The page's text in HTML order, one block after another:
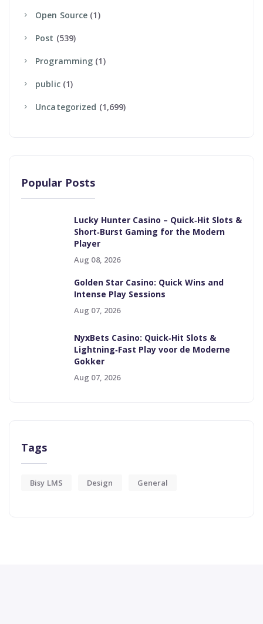
Open Source (1)
Post (539)
Programming (1)
Public(1)
Uncategorized (1,699)
Popular Posts
Lucky Hunter Casino – Quick‑Hit Slots &
Short‑Burst Gaming for the Modern
Player
Aug 08, 2026
Golden Star Casino: Quick Wins and
Intense Play Sessions
Aug 07, 2026
NyxBets Casino: Quick‑Hit Slots &
Lightning‑Fast Play voor de Moderne
Gokker
Aug 07, 2026
Tags
Bisy LMS Design General